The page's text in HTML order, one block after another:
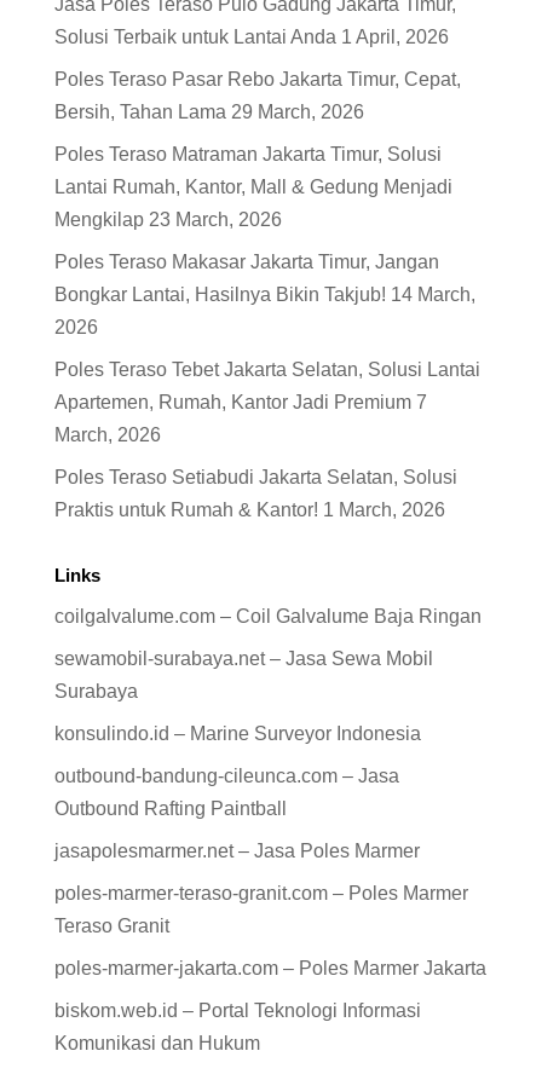
Jasa Poles Teraso Pulo Gadung Jakarta Timur,
Solusi Terbaik untuk Lantai Anda 1 April, 2026
Poles Teraso Pasar Rebo Jakarta Timur, Cepat,
Bersih, Tahan Lama 29 March, 2026
Poles Teraso Matraman Jakarta Timur, Solusi
Lantai Rumah, Kantor, Mall & Gedung Menjadi
Mengkilap 23 March, 2026
Poles Teraso Makasar Jakarta Timur, Jangan
Bongkar Lantai, Hasilnya Bikin Takjub! 14 March,
2026
Poles Teraso Tebet Jakarta Selatan, Solusi Lantai
Apartemen, Rumah, Kantor Jadi Premium 7
March, 2026
Poles Teraso Setiabudi Jakarta Selatan, Solusi
Praktis untuk Rumah & Kantor! 1 March, 2026
Links
coilgalvalume.com – Coil Galvalume Baja Ringan
sewamobil-surabaya.net – Jasa Sewa Mobil
Surabaya
konsulindo.id – Marine Surveyor Indonesia
outbound-bandung-cileunca.com – Jasa
Outbound Rafting Paintball
jasapolesmarmer.net – Jasa Poles Marmer
poles-marmer-teraso-granit.com – Poles Marmer
Teraso Granit
poles-marmer-jakarta.com – Poles Marmer Jakarta
biskom.web.id – Portal Teknologi Informasi
Komunikasi dan Hukum